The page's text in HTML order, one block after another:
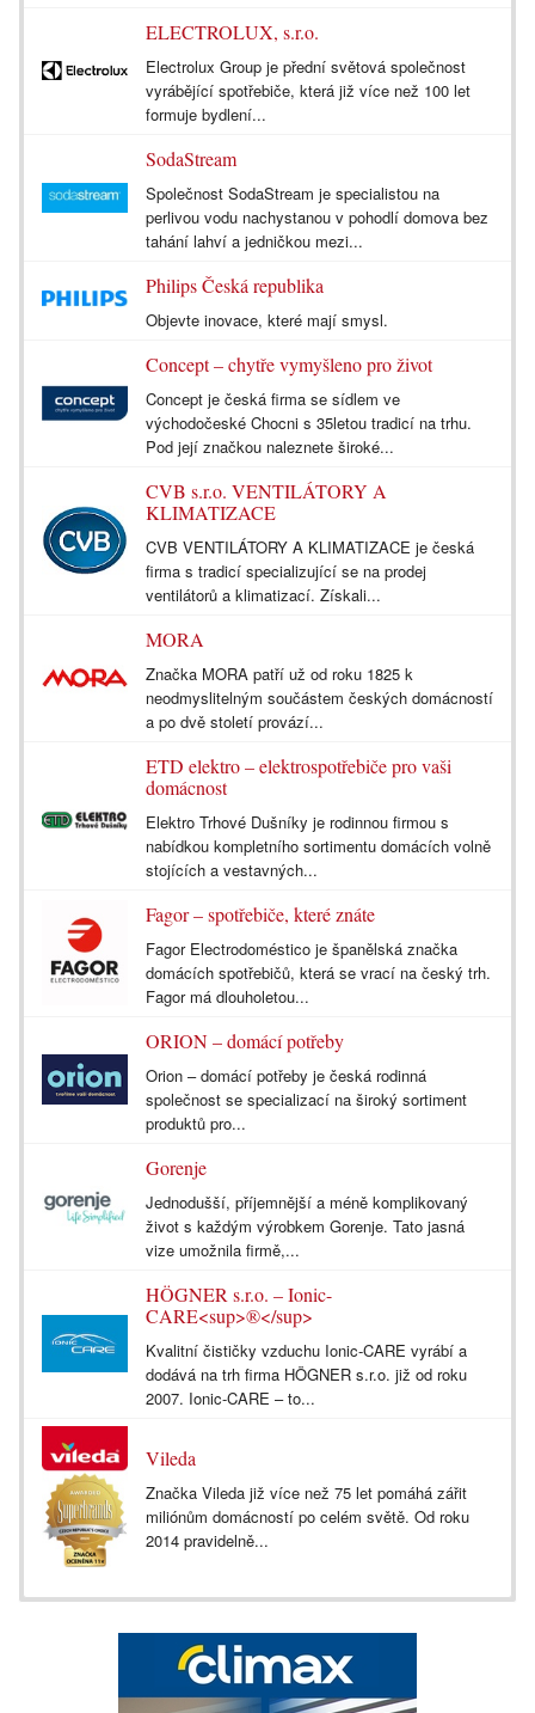
ELECTROLUX, s.r.o.
Electrolux Group je přední světová společnost
vyrábějící spotřebiče, která již více než 100 let
formuje bydlení...
SodaStream
Společnost SodaStream je specialistou na
perlivou vodu nachystanou v pohodlí domova bez
tahání lahví a jedničkou mezi...
Philips Česká republika
Objevte inovace, které mají smysl.
Concept – chytře vymyšleno pro život
Concept je česká firma se sídlem ve
východočeské Chocni s 35letou tradicí na trhu.
Pod její značkou naleznete široké...
CVB s.r.o. VENTILÁTORY A
KLIMATIZACE
CVB VENTILÁTORY A KLIMATIZACE je česká
firma s tradicí specializující se na prodej
ventilátorů a klimatizací. Získali...
MORA
Značka MORA patří už od roku 1825 k
neodmyslitelným součástem českých domácností
a po dvě století provází...
ETD elektro – elektrospotřebiče pro vaši
domácnost
Elektro Trhové Dušníky je rodinnou firmou s
nabídkou kompletního sortimentu domácích volně
stojících a vestavných...
Fagor – spotřebiče, které znáte
Fagor Electrodoméstico je španělská značka
domácích spotřebičů, která se vrací na český trh.
Fagor má dlouholetou...
ORION – domácí potřeby
Orion – domácí potřeby je česká rodinná
společnost se specializací na široký sortiment
produktů pro...
Gorenje
Jednodušší, příjemnější a méně komplikovaný
život s každým výrobkem Gorenje. Tato jasná
vize umožnila firmě,...
HÖGNER s.r.o. – Ionic-
CARE<sup>®</sup>
Kvalitní čističky vzduchu Ionic-CARE vyrábí a
dodává na trh firma HÖGNER s.r.o. již od roku
2007. Ionic-CARE – to...
Vileda
Značka Vileda již více než 75 let pomáhá zářit
miliónům domácností po celém světě. Od roku
2014 pravidelně...